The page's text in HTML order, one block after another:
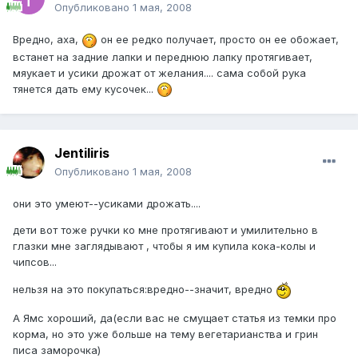
Опубликовано 1 мая, 2008
Вредно, аха,
он ее редко получает, просто он ее обожает,
встанет на задние лапки и переднюю лапку протягивает,
мяукает и усики дрожат от желания.... сама собой рука
тянется дать ему кусочек...
Jentiliris
Опубликовано 1 мая, 2008
они это умеют--усиками дрожать....
дети вот тоже ручки ко мне протягивают и умилительно в
глазки мне заглядывают , чтобы я им купила кока-колы и
чипсов...
нельзя на это покупаться:вредно--значит, вредно
А Ямс хороший, да(если вас не смущает статья из темки про
корма, но это уже больше на тему вегетарианства и грин
писа заморочка)